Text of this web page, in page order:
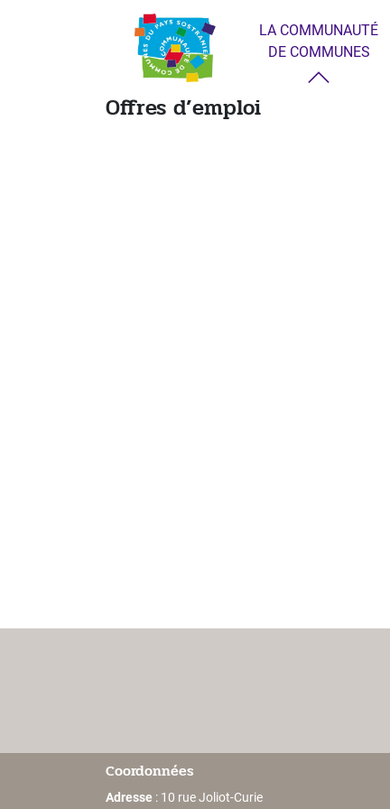
LA COMMUNAUTÉ
DE COMMUNES
Offres d’emploi
Coordonnées
Adresse : 10 rue Joliot-Curie